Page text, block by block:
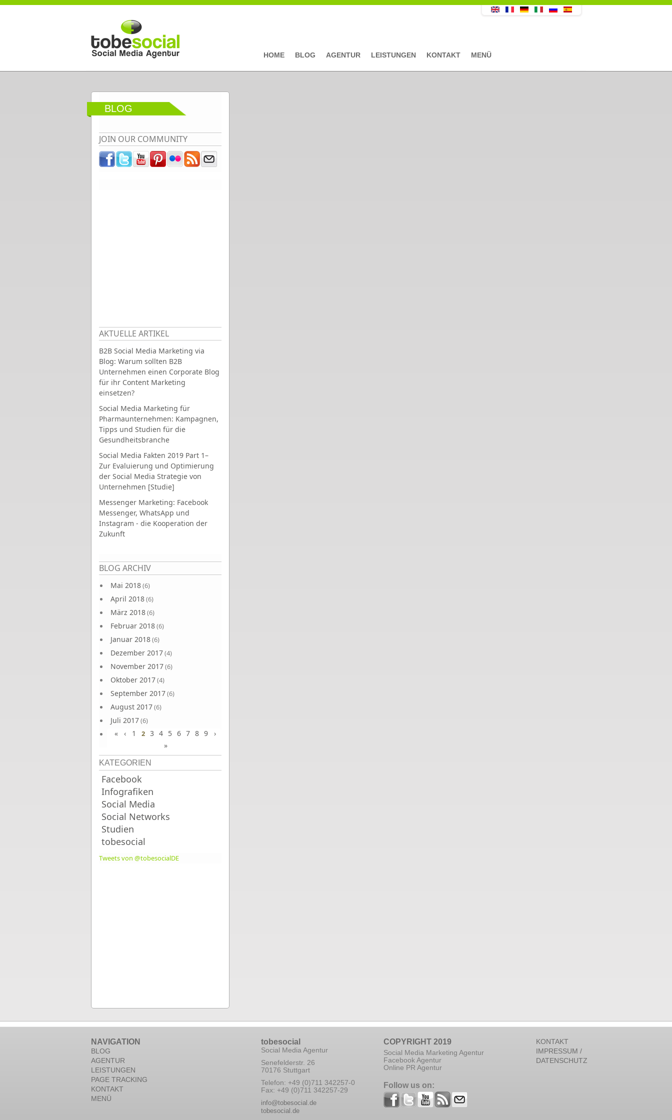
Direkt zum Inhalt
HOME BLOG AGENTUR LEISTUNGEN KONTAKT MENÜ
BLOG
JOIN OUR COMMUNITY
AKTUELLE ARTIKEL
B2B Social Media Marketing via
Blog: Warum sollten B2B
Unternehmen einen Corporate Blog
für ihr Content Marketing
einsetzen?
Social Media Marketing für
Pharmaunternehmen: Kampagnen,
Tipps und Studien für die
Gesundheitsbranche
Social Media Fakten 2019 Part 1–
Zur Evaluierung und Optimierung
der Social Media Strategie von
Unternehmen [Studie]
Messenger Marketing: Facebook
Messenger, WhatsApp und
Instagram - die Kooperation der
Zukunft
BLOG ARCHIV
Mai 2018(6)
April 2018(6)
März 2018(6)
Februar 2018(6)
Januar 2018(6)
Dezember 2017(4)
November 2017(6)
Oktober 2017(4)
September 2017(6)
August 2017(6)
Juli 2017(6)
Juni 2017 (6)
Seiten
« ‹ 1 2 3 4 5 6 7 8 9
›
»
KATEGORIEN
Facebook
Infografiken
Social Media
Social Networks
Studien
tobesocial
Tweets von @tobesocialDE
NAVIGATION
BLOG
AGENTUR
LEISTUNGEN
PAGE TRACKING
KONTAKT
MENÜ
tobesocial
Social Media Agentur
Senefelderstr. 26
70176 Stuttgart
Telefon: +49 (0)711 342257-0
Fax: +49 (0)711 342257-29
info@tobesocial.de
tobesocial.de
COPYRIGHT 2019
Social Media Marketing Agentur
Facebook Agentur
Online PR Agentur
Follow us on:
KONTAKT
IMPRESSUM /
DATENSCHUTZ